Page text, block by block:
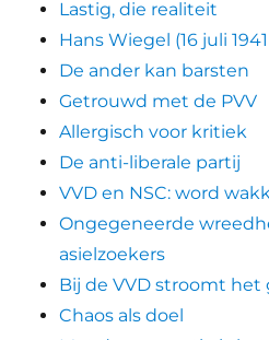
Lastig, die realiteit
Hans Wiegel (16 juli
De ander kan barsten
Getrouwd met de PVV
Allergisch voor kritiek
De anti-liberale partij
VVD en NSC: word
Ongegeneerde
asielzoekers
Bij de VVD stroomt het
Chaos als doel